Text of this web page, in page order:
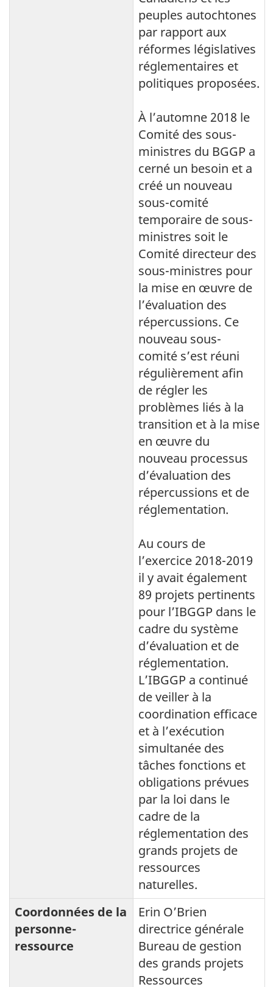
peuples autochtones
par rapport aux
réformes législatives
réglementaires et
politiques proposées.
À l’automne 2018 le
Comité des sous-
ministres du BGGP a
cerné un besoin et a
créé un nouveau
sous-comité
temporaire de sous-
ministres soit le
Comité directeur des
sous-ministres pour
la mise en œuvre de
l’évaluation des
répercussions. Ce
nouveau sous-
comité s’est réuni
régulièrement afin
de régler les
problèmes liés à la
transition et à la mise
en œuvre du
nouveau processus
d’évaluation des
répercussions et de
réglementation.
Au cours de
l’exercice 2018-2019
il y avait également
89 projets pertinents
pour l’IBGGP dans le
cadre du système
d’évaluation et de
réglementation.
L’IBGGP a continué
de veiller à la
coordination efficace
et à l’exécution
simultanée des
tâches fonctions et
obligations prévues
par la loi dans le
cadre de la
réglementation des
grands projets de
ressources
naturelles.
Coordonnées de la
personne-
ressource
Erin O’Brien
directrice générale
Bureau de gestion
des grands projets
Ressources